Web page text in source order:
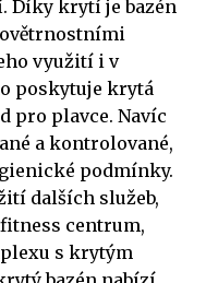
Díky krytí je bazén
využití i v
poskytuje krytá
pro plavce. Navíc
a kontrolované,
podmínky.
dalších služeb,
centrum,
s krytým